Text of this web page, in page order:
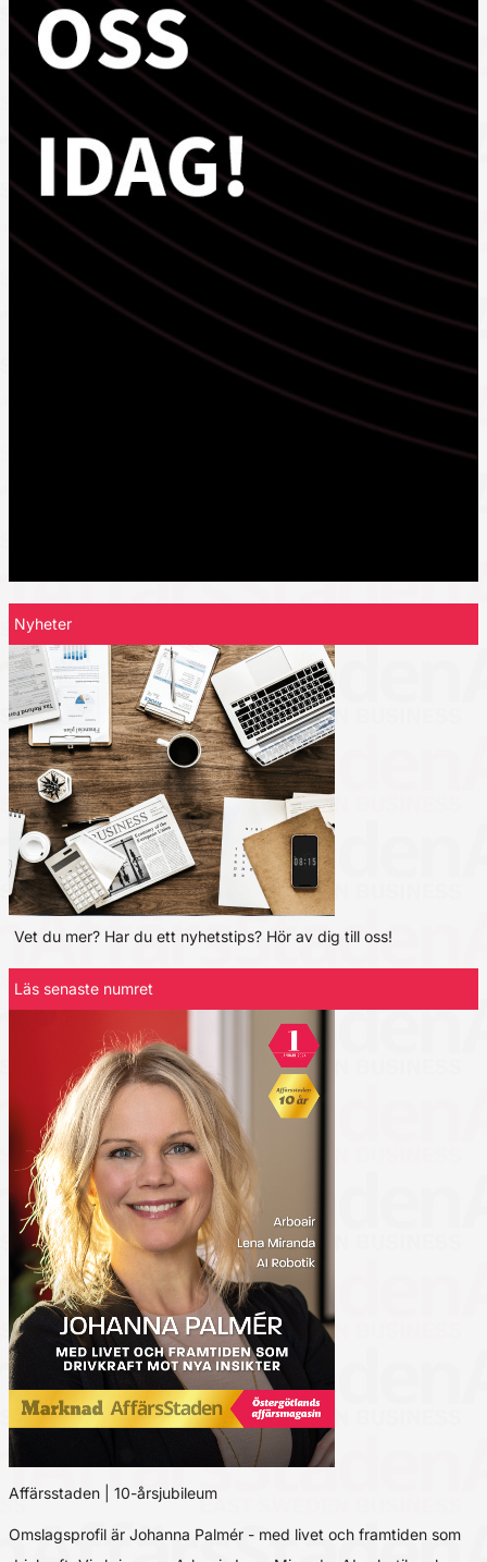
Nyheter
Vet du mer? Har du ett nyhetstips? Hör av dig till oss!
Läs senaste numret
Affärsstaden | 10-årsjubileum
Omslagsprofil är Johanna Palmér - med livet och framtiden som